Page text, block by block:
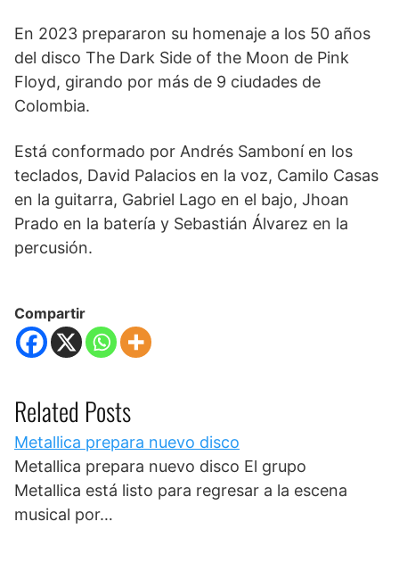
En 2023 prepararon su homenaje a los 50 años
del disco The Dark Side of the Moon de Pink
Floyd, girando por más de 9 ciudades de
Colombia.
Está conformado por Andrés Samboní en los
teclados, David Palacios en la voz, Camilo Casas
en la guitarra, Gabriel Lago en el bajo, Jhoan
Prado en la batería y Sebastián Álvarez en la
percusión.
Compartir
Related Posts
Metallica prepara nuevo disco
Metallica prepara nuevo disco El grupo
Metallica está listo para regresar a la escena
musical por…